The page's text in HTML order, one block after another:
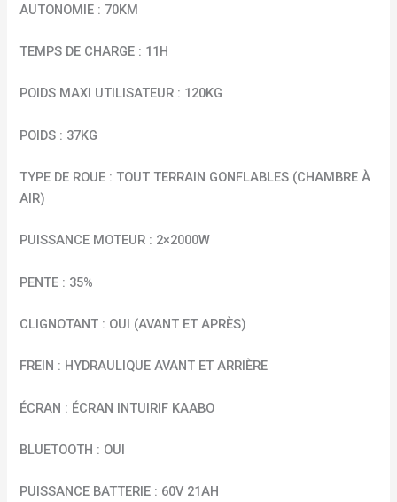
AUTONOMIE : 70KM
TEMPS DE CHARGE : 11H
POIDS MAXI UTILISATEUR : 120KG
POIDS : 37KG
TYPE DE ROUE : TOUT TERRAIN GONFLABLES (CHAMBRE À
AIR)
PUISSANCE MOTEUR : 2×2000W
PENTE : 35%
CLIGNOTANT : OUI (AVANT ET APRÈS)
FREIN : HYDRAULIQUE AVANT ET ARRIÈRE
ÉCRAN : ÉCRAN INTUIRIF KAABO
BLUETOOTH : OUI
PUISSANCE BATTERIE : 60V 21AH